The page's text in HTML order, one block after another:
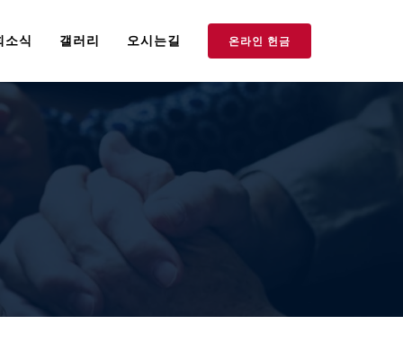
소식 갤러리 오시는길 온라인 헌금